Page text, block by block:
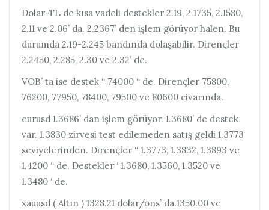
Dolar-TL de kısa vadeli destekler 2.19, 2.1735, 2.1580,
2.11 ve 2.06’ da. 2.2367’ den işlem görüyor halen. Bu
durumda 2.19-2.245 bandında dolaşabilir. Dirençler
2.2450, 2.285, 2.30 ve 2.32’ de.
VOB’ ta ise destek “ 74000 “ de. Dirençler 75800,
76200, 77950, 78400, 79500 ve 80600 civarında.
eurusd 1.3686’ dan işlem görüyor. 1.3680’ de destek
var. 1.3830 zirvesi test edilemeden satış geldi 1.3773
seviyelerinden. Dirençler “ 1.3773, 1.3832, 1.3893 ve
1.4200 “ de. Destekler ‘ 1.3680, 1.3560, 1.3520 ve
1.3480 ‘ de.
xauusd ( Altın ) 1328.21 dolar/ons’ da.1350.00 ve